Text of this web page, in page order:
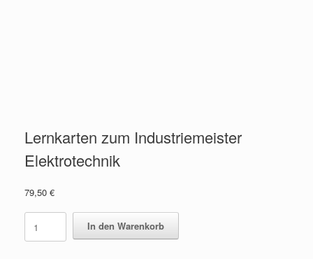
Lernkarten zum Industriemeister
Elektrotechnik
79,50 €
zum
Industriemeister
In den Warenkorb